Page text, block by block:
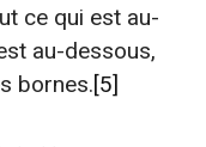
ce qui est au-
au-dessous,
bornes.[5]